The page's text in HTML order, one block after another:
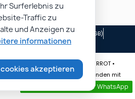
Geschäftsbedingungen (AGB)
Unsere Partner
erstellt von Monsieur PIERROT •
• Erreichen Sie mehr Kunden mit
Kontaktieren sie uns per WhatsApp
Surferlebnis zu
Traffic zu
und Anzeigen zu
informationen
cookies akzeptieren